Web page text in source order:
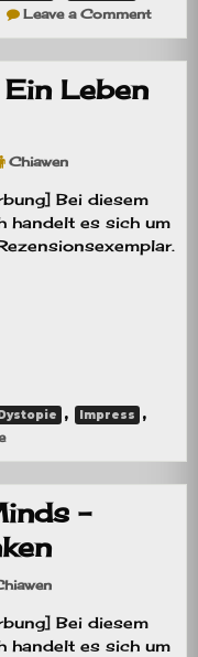
Leave a Commenton
Royal
–
Leben
Chiawen
Bei diesem
handelt es sich um
, Impress ,
zu
Royal
–
Ein
Leben
aus
Glas
–
Bei diesem
handelt es sich um